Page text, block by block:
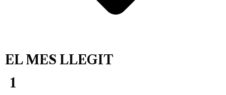
EL MES LLEGIT
1